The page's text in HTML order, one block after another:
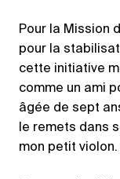
Pour la Mission
pour la
cette initiative
comme un ami
âgée de sept
le remets dans
mon petit violon.